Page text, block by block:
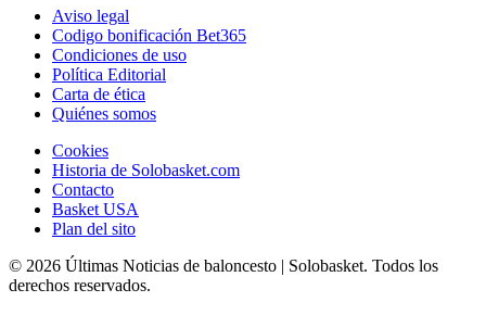
Aviso legal
Codigo bonificación Bet365
Condiciones de uso
Política Editorial
Carta de ética
Quiénes somos
Cookies
Historia de Solobasket.com
Contacto
Basket USA
Plan del sito
© 2026 Últimas Noticias de baloncesto | Solobasket. Todos los
derechos reservados.